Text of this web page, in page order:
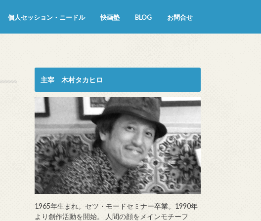
個人セッション・ニードル 快画塾 BLOG お問合せ
主宰 木村タカヒロ
1965年生まれ。セツ・モードセミナー卒業。1990年
より創作活動を開始。 人間の顔をメインモチーフ